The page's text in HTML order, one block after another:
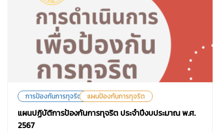
การป้องกันการทุจริต แผนป้องกันการทุจริต
แผนปฏิบัติการป้องกันการทุจริต ประจำปีงบประมาณ พ.ศ.
2567